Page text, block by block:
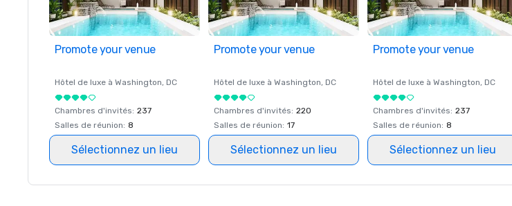
Promote your venue
Hôtel de luxe à Washington, DC
Chambres d'invités: 237
Salles de réunion: 8
Sélectionnez un lieu
Promote your venue
Hôtel de luxe à Washington, DC
Chambres d'invités: 220
Salles de réunion: 17
Sélectionnez un lieu
Promote your venue
Hôtel de luxe à Washington, DC
Chambres d'invités: 237
Salles de réunion: 8
Sélectionnez un lieu